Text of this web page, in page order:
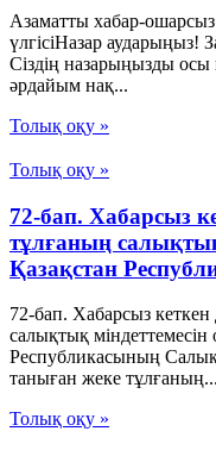
Азаматты хабар-ошарсыз
үлгісіНазар
Сіздің назарыңызды осы
әрдайым нақ...
Толық оқу »
Толық оқу »
72-бап. Хабарсыз
тұлғаның
Қазақстан
72-бап. Хабарсыз
салықтық міндеттемесін
Республикасының
таныған жеке тұлғаның...
Толық оқу »